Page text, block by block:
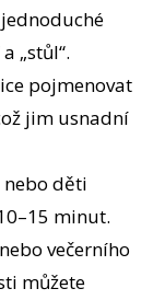
„stůl“.
pojmenovat
jim usnadní
děti
minut.
večerního
můžete